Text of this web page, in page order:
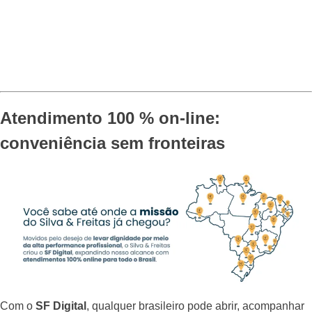
Atendimento 100 % on-line:
conveniência sem fronteiras
Com o SF Digital , qualquer brasileiro pode abrir, acompanhar